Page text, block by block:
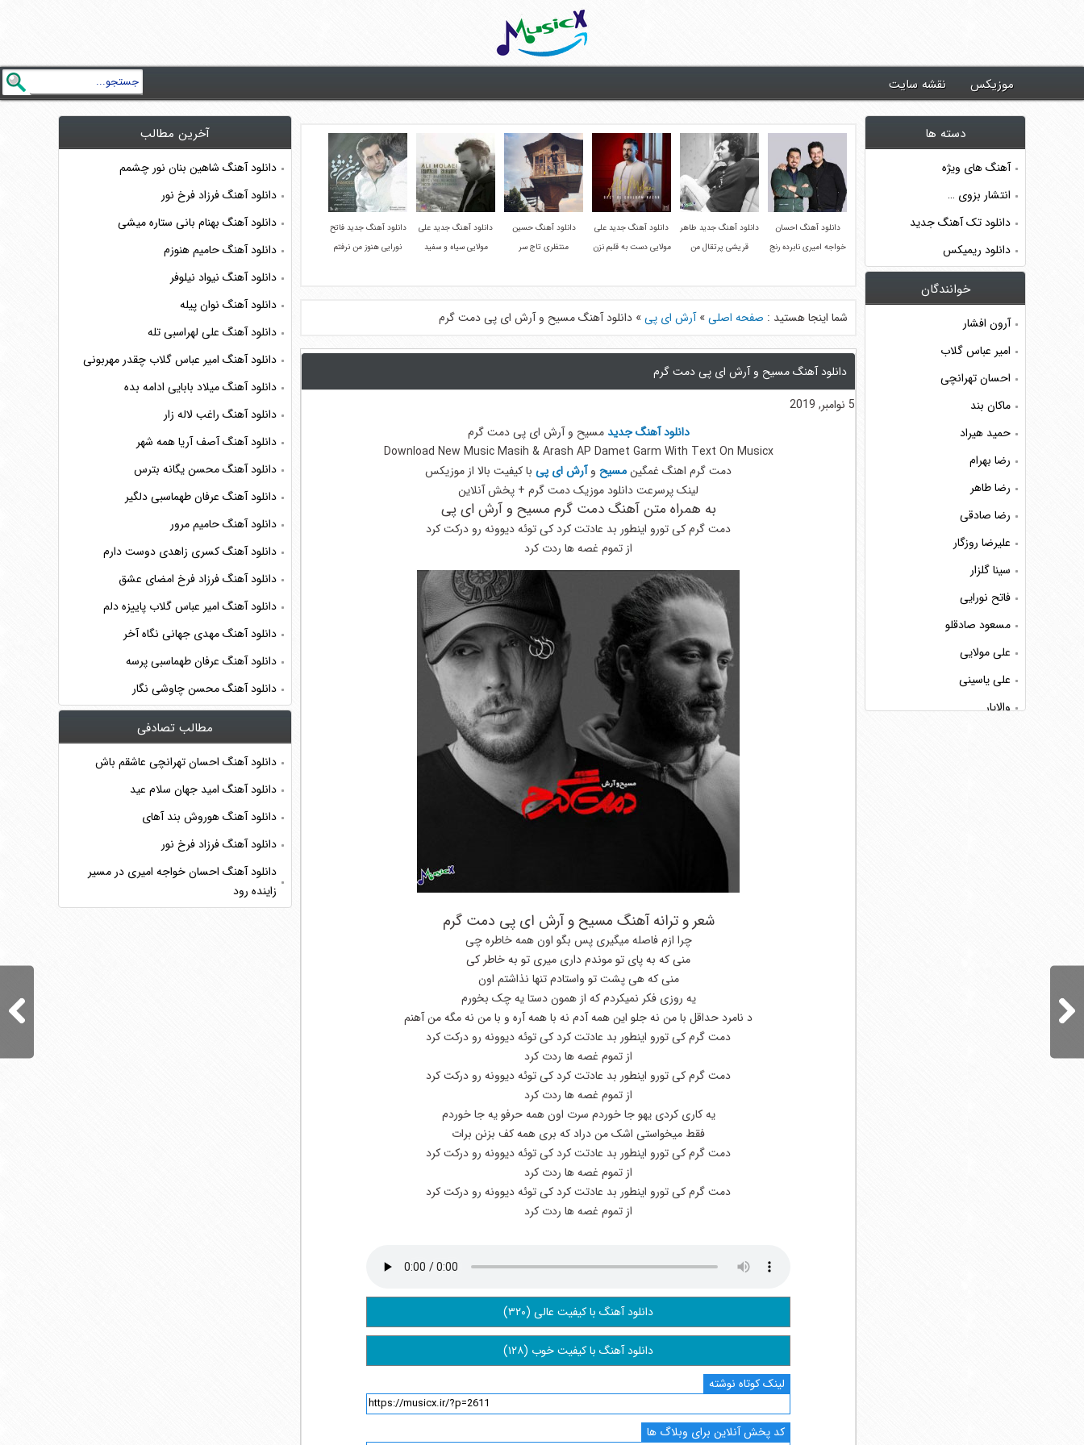
موزیکس نقشه سایت
دانلود آهنگ احسان
خواجه امیری نابرده رنج
دانلود آهنگ جدید طاهر
قریشی پرتقال من
دانلود آهنگ جدید علی
مولایی دست به قلبم نزن
دانلود آهنگ حسین
منتظری تاج سر
دانلود آهنگ جدید علی
مولایی سیاه و سفید
دانلود آهنگ جدید فاتح
نورایی هنوز من نرفتم
شما اینجا هستید : صفحه اصلی»آرش ای پی» دانلود آهنگ مسیح و آرش ای پی دمت گرم
دانلود آهنگ مسیح و آرش ای پی دمت گرم
5 نوامبر, 2019
دانلود آهنگ جدیدمسیح و آرش ای پی دمت گرم
Download New Music Masih & Arash AP Damet Garm With Text On Musicx
دمت گرم اهنگ غمگینمسیح وآرش ای پی با کیفیت بالا از موزیکس
لینک پرسرعت دانلود موزیک دمت گرم + پخش آنلاین
به همراه متن آهنگ دمت گرم مسیح و آرش ای پی
دمت گرم کی تورو اینطور بد عادتت کرد کی توئه دیوونه رو درکت کرد
از تموم غصه ها ردت کرد
شعر و ترانه آهنگ مسیح و آرش ای پی دمت گرم
چرا ازم فاصله میگیری پس بگو اون همه خاطره چی
منی که به پای تو موندم داری میری تو به خاطر کی
منی که هی پشت تو واستادم تنها نذاشتم اون
یه روزی فکر نمیکردم که از همون دستا یه چک بخورم
د نامرد حداقل با من نه جلو این همه آدم نه با همه آره و با من نه مگه من آهنم
دمت گرم کی تورو اینطور بد عادتت کرد کی توئه دیوونه رو درکت کرد
از تموم غصه ها ردت کرد
دمت گرم کی تورو اینطور بد عادتت کرد کی توئه دیوونه رو درکت کرد
از تموم غصه ها ردت کرد
یه کاری کردی یهو جا خوردم سرت اون همه حرفو یه جا خوردم
فقط میخواستی اشک من دراد که بری همه کف بزنن برات
دمت گرم کی تورو اینطور بد عادتت کرد کی توئه دیوونه رو درکت کرد
از تموم غصه ها ردت کرد
دمت گرم کی تورو اینطور بد عادتت کرد کی توئه دیوونه رو درکت کرد
از تموم غصه ها ردت کرد
دانلود آهنگ با کیفیت عالی (۳۲۰)
دانلود آهنگ با کیفیت خوب (۱۲۸)
لینک کوتاه نوشته
کد پخش آنلاین برای وبلاگ ها
آخرین مطالب
دانلود آهنگ شاهین بنان نور چشمم
دانلود آهنگ فرزاد فرخ نور
دانلود آهنگ بهنام بانی ستاره میشی
دانلود آهنگ حامیم هنوزم
دانلود آهنگ نیواد نیلوفر
دانلود آهنگ نوان پیله
دانلود آهنگ علی لهراسبی تله
دانلود آهنگ امیر عباس گلاب چقدر مهربونی
دانلود آهنگ میلاد بابایی ادامه بده
دانلود آهنگ راغب لاله زار
دانلود آهنگ آصف آریا همه شهر
دانلود آهنگ محسن یگانه بترس
دانلود آهنگ عرفان طهماسبی دلگیر
دانلود آهنگ حامیم مرور
دانلود آهنگ کسری زاهدی دوست دارم
دانلود آهنگ فرزاد فرخ امضای عشق
دانلود آهنگ امیر عباس گلاب پاییزه دلم
دانلود آهنگ مهدی جهانی نگاه آخر
دانلود آهنگ عرفان طهماسبی پرسه
دانلود آهنگ محسن چاوشی نگار
مطالب تصادفی
دانلود آهنگ احسان تهرانچی عاشقم باش
دانلود آهنگ امید جهان سلام عید
دانلود آهنگ هوروش بند آهای
دانلود آهنگ فرزاد فرخ نور
دانلود آهنگ احسان خواجه امیری در مسیر
زاینده رود
دسته ها
آهنگ های ویژه
انتشار بزوی …
دانلود تک آهنگ جدید
دانلود ریمیکس
خوانندگان
آرون افشار
امیر عباس گلاب
احسان تهرانچی
ماکان بند
حمید هیراد
رضا بهرام
رضا طاهر
رضا صادقی
علیرضا روزگار
سینا گلزار
فاتح نورایی
مسعود صادقلو
علی مولایی
علی یاسینی
والایار